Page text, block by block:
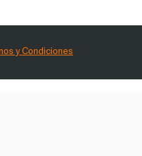
y Condiciones